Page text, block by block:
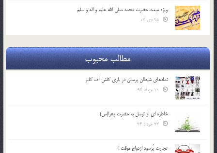
ویژه مبعث حضرت محمد صلی الله علیه و اله و سلم
مطالب محبوب
نمادهای شیطان پرستی در بازی کلش آف کلنز
خاطره ای از توسل به حضرت زهرا(س)
تجارت پُرسود ازدواج موقت !